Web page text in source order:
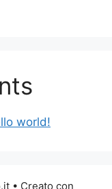
world!
• Creato con